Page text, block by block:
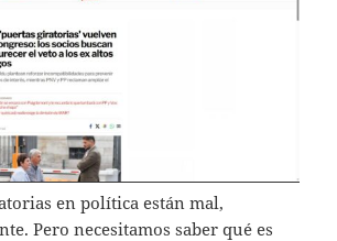
en política están mal,
Pero necesitamos saber qué es